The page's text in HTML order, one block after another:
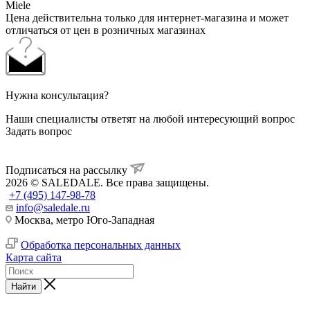
Miele
Цена действительна только для интернет-магазина и может
отличаться от цен в розничных магазинах
Нужна консультация?
Наши специалисты ответят на любой интересующий вопрос
Задать вопрос
Подписаться на рассылку
2026 © SALEDALE. Все права защищены.
+7 (495) 147-98-78
info@saledale.ru
Москва, метро Юго-Западная
Обработка персональных данных
Карта сайта
Найти